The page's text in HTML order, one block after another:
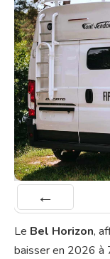
Le Bel Horizon,
baisser en 2026 à